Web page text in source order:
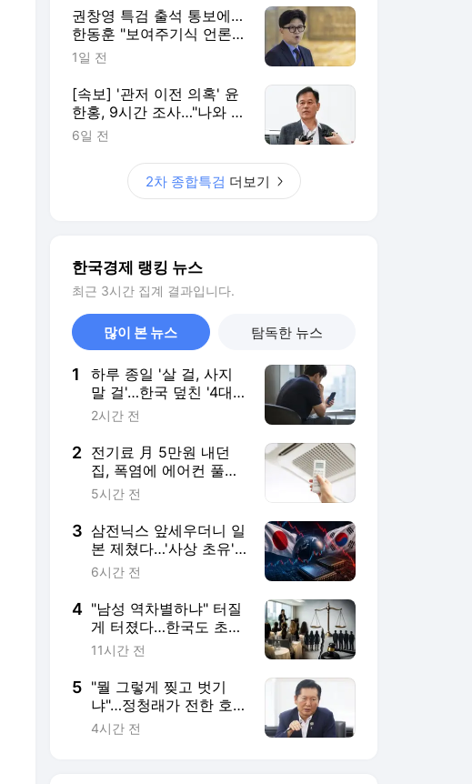
권창영 특검 출석 통보에…
한동훈 "보여주기식 언론플
레이"
1일 전
[속보] '관저 이전 의혹' 윤
한홍, 9시간 조사…"나와 관
련 없다"
6일 전
2차 종합특검 더보기
한국경제 랭킹 뉴스
최근 3시간 집계 결과입니다.
많이 본 뉴스 탐독한 뉴스
1
하루 종일 '살 걸, 사지
말 걸'…한국 덮친 '4대
블루' 정체
2시간 전
2 전기료 月 5만원 내던
집, 폭염에 에어컨 풀가
동했더니… [프라이스&]
5시간 전
3 삼전닉스 앞세우더니 일
본 제쳤다…'사상 초유'
대역전극 [도쿄나우]
6시간 전
4 "남성 역차별하냐" 터질
게 터졌다…한국도 초긴
장 [도쿄나우]
11시간 전
5 "뭘 그렇게 찢고 벗기
냐"…정청래가 전한 호
남 상인들 반응
4시간 전